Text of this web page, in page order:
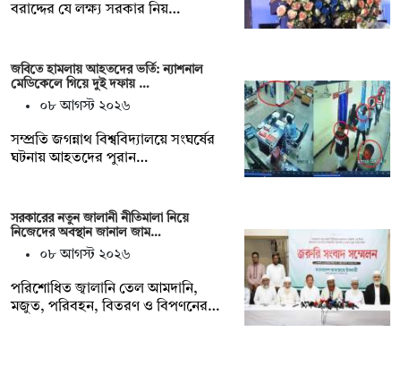
বরাদ্দের যে লক্ষ্য সরকার নিয়…
জবিতে হামলায় আহতদের ভর্তি: ন্যাশনাল
মেডিকেলে গিয়ে দুই দফায় …
০৮ আগস্ট ২০২৬
সম্প্রতি জগন্নাথ বিশ্ববিদ্যালয়ে সংঘর্ষের
ঘটনায় আহতদের পুরান…
সরকারের নতুন জালানী নীতিমালা নিয়ে
নিজেদের অবস্থান জানাল জাম…
০৮ আগস্ট ২০২৬
পরিশোধিত জ্বালানি তেল আমদানি,
মজুত, পরিবহন, বিতরণ ও বিপণনের…